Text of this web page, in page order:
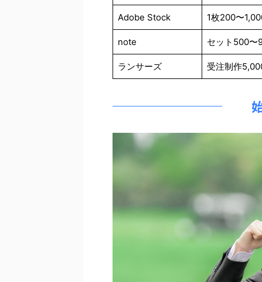
Adobe Stock 1枚200〜
note セット500〜
ランサーズ 受注制作